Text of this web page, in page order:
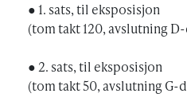
● 1. sats, til eksposisjon
(tom takt 120, avslutning
● 2. sats, til eksposisjon
(tom takt 50, avslutning G-